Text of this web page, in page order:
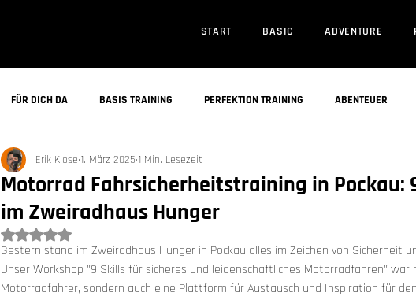
START BASIC ADVENTURE
FÜR DICH DA BASIS TRAINING PERFEKTION TRAINING ABENTEUER
Motorrad Fahrsicherheitstraining in Pockau:
im Zweiradhaus Hunger
Erik Klose 1. März 2025 1 Min. Lesezeit
Mit NaN von 5 Sternen bewertet.
Gestern stand im Zweiradhaus Hunger in Pockau alles im Zeichen von Sicherheit
Unser Workshop "9 Skills für sicheres und leidenschaftliches Motorradfahren"
Motorradfahrer, sondern auch eine Plattform für Austausch und Inspiration für